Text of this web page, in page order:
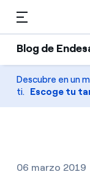
Blog de
Blog de Endesa
Luz
Gas
Hogares
ES
Descubre en un
ti. Escoge tu
06 marzo 2019